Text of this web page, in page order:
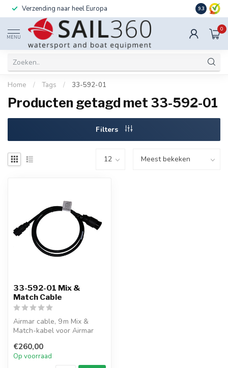
Verzending naar heel Europa Ook
9.3
MENU
0
Home / Tags / 33-592-01
Producten getagd met 33-592-01
Filters
33-592-01 Mix &
Match Cable
Airmar cable, 9 m Mix &
Match-kabel voor Airmar
voor ...
€260,00
Op voorraad